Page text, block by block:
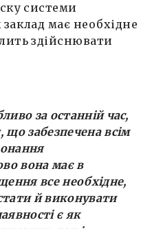
системи
має необхідне
здійснювати
за останній час,
що забезпечена всім
вона має в
все необхідне,
й виконувати
є як